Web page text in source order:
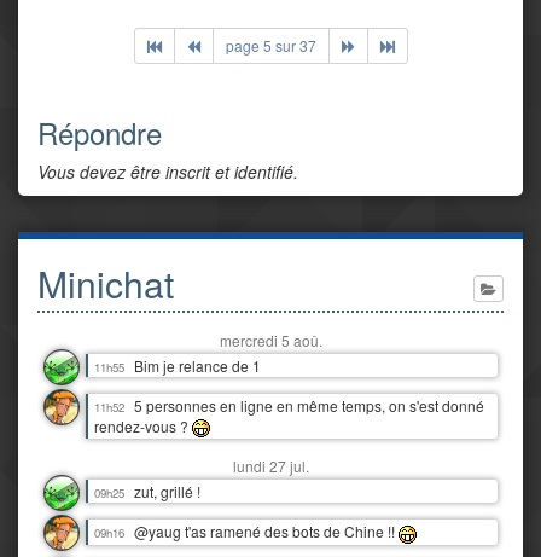
page 5 sur 37
Répondre
Vous devez être inscrit et identifié.
Minichat
mercredi 5 aoû.
11h55 Bim je relance de 1
11h52 5 personnes en ligne en même temps, on s'est donné
rendez-vous ?
lundi 27 jul.
09h25 zut, grillé !
09h16 @yaug t'as ramené des bots de Chine !!